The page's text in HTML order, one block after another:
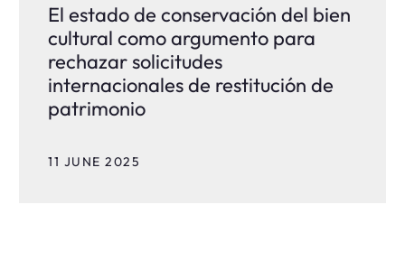
El estado de conservación del bien
cultural como argumento para
rechazar solicitudes
internacionales de restitución de
patrimonio
11 JUNE 2025